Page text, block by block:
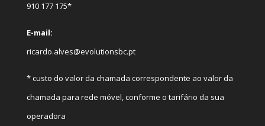
910 177 175*
E-mail:
ricardo.alves@evolutionsbc.pt
* custo do valor da chamada correspondente ao valor da
chamada para rede móvel, conforme o tarifário da sua
operadora